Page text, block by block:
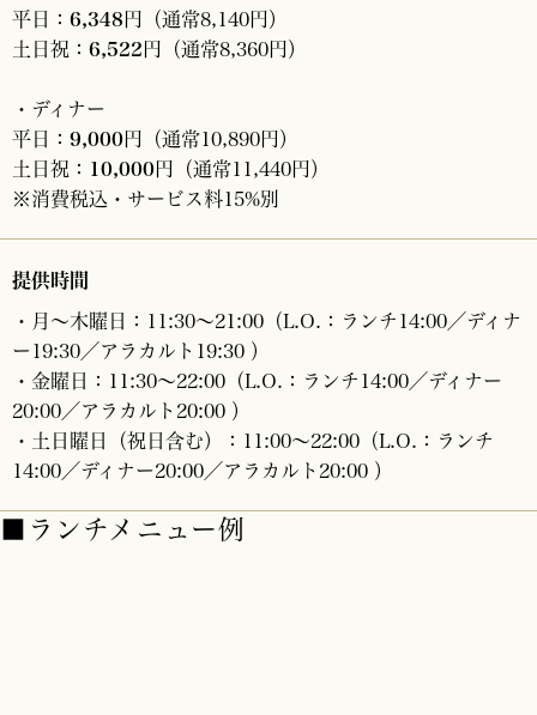
平日： 6,348 円（通常8,140円）
土日祝： 6,522 円（通常8,360円）
・ディナー
平日： 9,000円（通常10,890円）
土日祝： 10,000円（通常11,440円）
※消費税込・サービス料15%別
提供時間
・月～木曜日：11:30～21:00（L.O.：ランチ14:00／ディナ
ー19:30／アラカルト19:30 ）
・金曜日：11:30～22:00（L.O.：ランチ14:00／ディナー
20:00／アラカルト20:00 ）
・土日曜日（祝日含む）：11:00～22:00（L.O.：ランチ
14:00／ディナー20:00／アラカルト20:00 ）
■ランチメニュー例